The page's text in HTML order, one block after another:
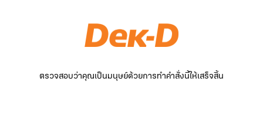
ตรวจสอบว่าคุณเป็นมนุษย์ด้วยการทำคำสั่งนี้ให้เสร็จสิ้น